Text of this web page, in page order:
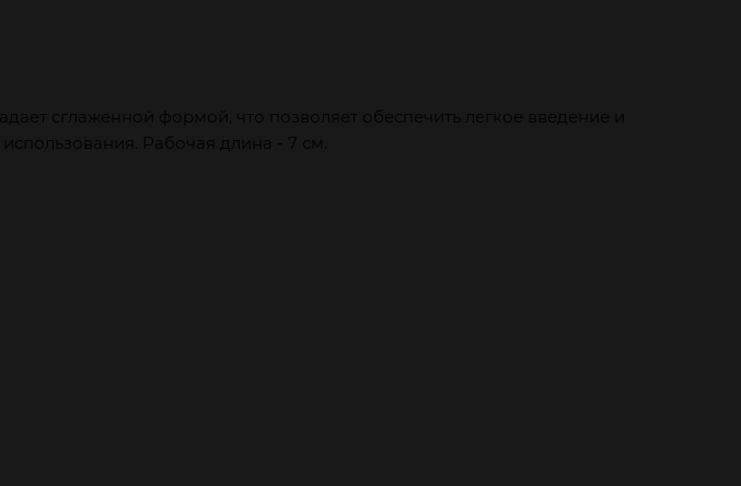
сглаженной формой, что позволяет обеспечить легкое введение и
Рабочая длина - 7 см.